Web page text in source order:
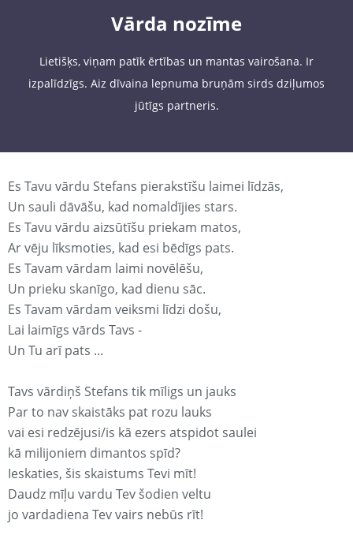
Vārda nozīme
Lietišķs, viņam patīk ērtības un mantas vairošana. Ir
izpalīdzīgs. Aiz dīvaina lepnuma bruņām sirds dziļumos
jūtīgs partneris.
Es Tavu vārdu Stefans pierakstīšu laimei līdzās,
Un sauli dāvāšu, kad nomaldījies stars.
Es Tavu vārdu aizsūtīšu priekam matos,
Ar vēju līksmoties, kad esi bēdīgs pats.
Es Tavam vārdam laimi novēlēšu,
Un prieku skanīgo, kad dienu sāc.
Es Tavam vārdam veiksmi līdzi došu,
Lai laimīgs vārds Tavs -
Un Tu arī pats ...
Tavs vārdiņš Stefans tik mīligs un jauks
Par to nav skaistāks pat rozu lauks
vai esi redzējusi/is kā ezers atspidot saulei
kā milijoniem dimantos spīd?
Ieskaties, šis skaistums Tevi mīt!
Daudz mīļu vardu Tev šodien veltu
jo vardadiena Tev vairs nebūs rīt!